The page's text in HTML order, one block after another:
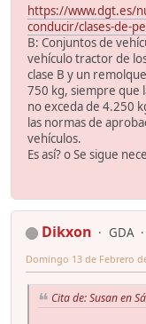
https://www.dgt.es/
conducir/clases-de-
B: Conjuntos de
vehículo tractor de
clase B y un
750 kg, siempre que
no exceda de 4.250
las normas de
vehículos.
Es así? o Se sigue
Dikxon GDA
Domingo 13 de Febrero
Cita de: Susan en